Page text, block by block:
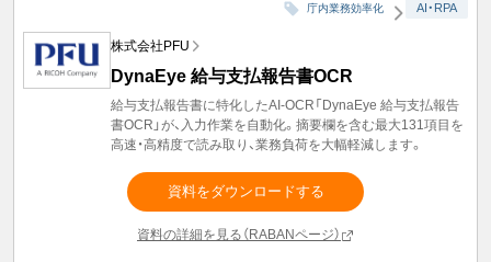
庁内業務効率化 AI・RPA
株式会社PFU
DynaEye 給与支払報告書OCR
給与支払報告書に特化したAI-OCR「DynaEye 給与支払報告
書OCR」が、入力作業を自動化。摘要欄を含む最大131項目を
高速・高精度で読み取り、業務負荷を大幅軽減します。
資料をダウンロードする
資料の詳細を見る（RABANページ）